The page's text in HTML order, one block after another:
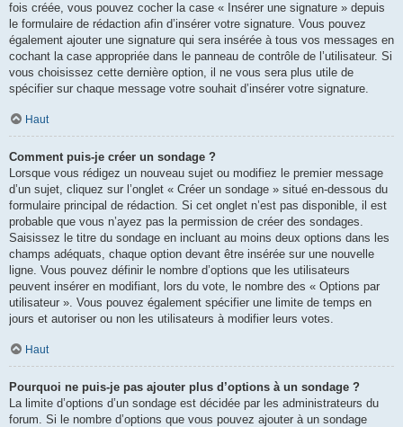
fois créée, vous pouvez cocher la case « Insérer une signature » depuis
le formulaire de rédaction afin d’insérer votre signature. Vous pouvez
également ajouter une signature qui sera insérée à tous vos messages en
cochant la case appropriée dans le panneau de contrôle de l’utilisateur. Si
vous choisissez cette dernière option, il ne vous sera plus utile de
spécifier sur chaque message votre souhait d’insérer votre signature.
Haut
Comment puis-je créer un sondage ?
Lorsque vous rédigez un nouveau sujet ou modifiez le premier message
d’un sujet, cliquez sur l’onglet « Créer un sondage » situé en-dessous du
formulaire principal de rédaction. Si cet onglet n’est pas disponible, il est
probable que vous n’ayez pas la permission de créer des sondages.
Saisissez le titre du sondage en incluant au moins deux options dans les
champs adéquats, chaque option devant être insérée sur une nouvelle
ligne. Vous pouvez définir le nombre d’options que les utilisateurs
peuvent insérer en modifiant, lors du vote, le nombre des « Options par
utilisateur ». Vous pouvez également spécifier une limite de temps en
jours et autoriser ou non les utilisateurs à modifier leurs votes.
Haut
Pourquoi ne puis-je pas ajouter plus d’options à un sondage ?
La limite d’options d’un sondage est décidée par les administrateurs du
forum. Si le nombre d’options que vous pouvez ajouter à un sondage